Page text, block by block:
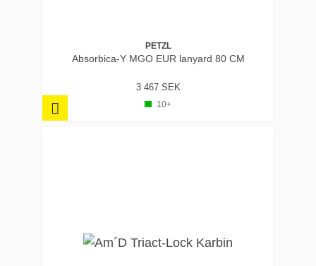
PETZL
Absorbica-Y MGO EUR lanyard 80 CM
3 467 SEK
10+